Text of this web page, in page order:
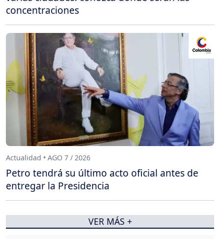
concentraciones
Actualidad • AGO 7 / 2026
Petro tendrá su último acto oficial antes de
entregar la Presidencia
VER MÁS +